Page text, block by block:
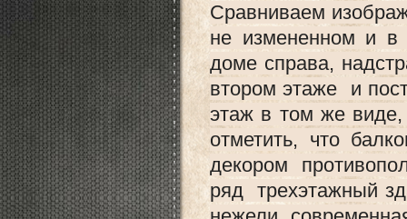
Сравниваем
не измененном и
доме справа,
втором этаже и
этаж в том же
отметить, что
декором
ряд трехэтажный